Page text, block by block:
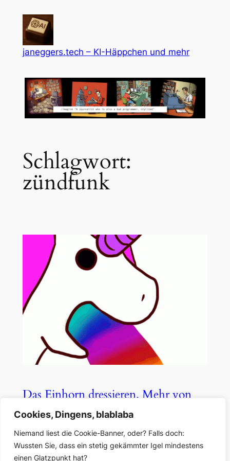
Cookies, Dingens, blablaba
Niemand liest die Cookie-Banner, oder? Falls doch:
Wussten Sie, dass ein stetig gekämmter Igel mindestens
einen Glatzpunkt hat?
springen
janeggers.tech – KI-Häppchen und mehr
Schlagwort:
zündfunk
Das Einhorn dressieren. Mehr von
der „Graph Search“
Okt. 14, 2017 — Jan Eggers